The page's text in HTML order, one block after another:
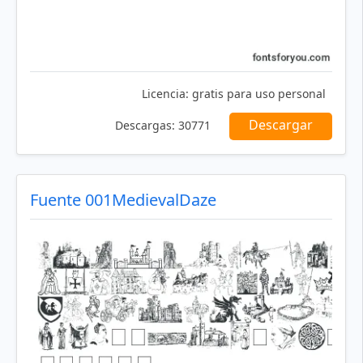
Licencia: gratis para uso personal
Descargas: 30771 Descargar
Fuente 001MedievalDaze